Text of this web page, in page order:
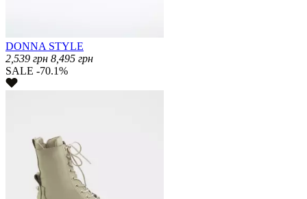
DONNA STYLE
2,539 грн 8,495 грн
SALE -70.1%